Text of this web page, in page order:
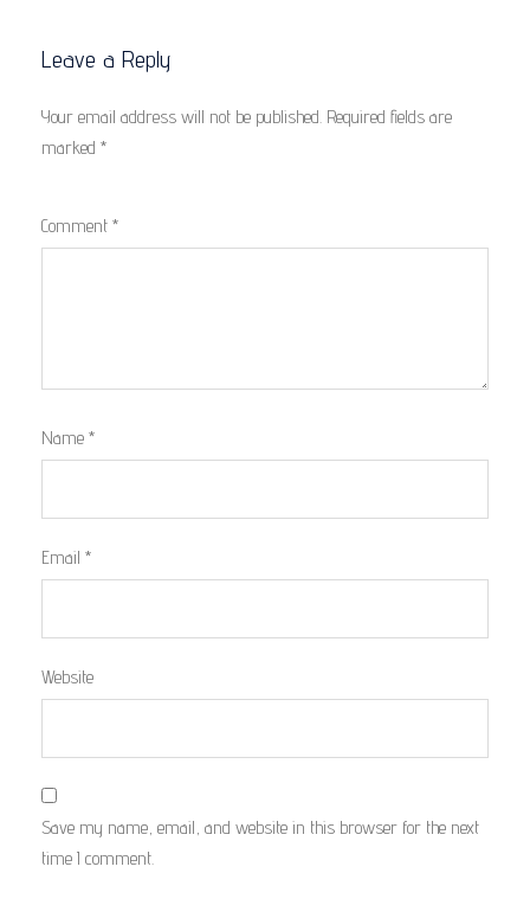
Leave a Reply
Your email address will not be published. Required fields are
marked *
Comment *
Name *
Email *
Website
Save my name, email, and website in this browser for the next
time I comment.